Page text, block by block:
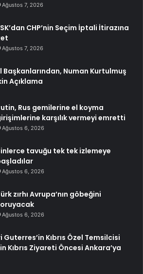
Ağustos 7, 2026
CHP’nin Seçim İptali İtirazına
Ağustos 7, 2026
Başkanlarından, Numan Kurtulmuş
Açıklama
Rus gemilerine el koyma
karşılık vermeyi emretti
Ağustos 6, 2026
tavuğu tek tek izlemeye
Ağustos 6, 2026
zırhı Avrupa’nın göbeğini
Ağustos 6, 2026
Kıbrıs Özel Temsilcisi
Kıbrıs Ziyareti Öncesi Ankara’ya